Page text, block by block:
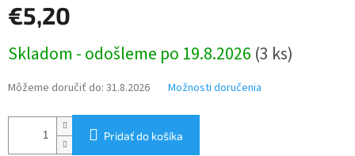
€5,20
cena:
Skladom - odošleme po 19.8.2026 (3 ks)
Môžeme doručiť do: 31.8.2026 Možnosti doručenia
Pridať do košíka